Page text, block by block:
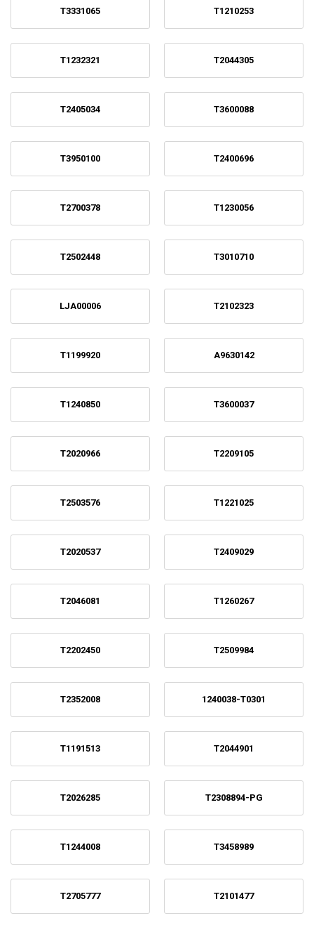
T3331065 T1210253
T1232321 T2044305
T2405034 T3600088
T3950100 T2400696
T2700378 T1230056
T2502448 T3010710
LJA00006 T2102323
T1199920 A9630142
T1240850 T3600037
T2020966 T2209105
T2503576 T1221025
T2020537 T2409029
T2046081 T1260267
T2202450 T2509984
T2352008 1240038-T0301
T1191513 T2044901
T2026285 T2308894-PG
T1244008 T3458989
T2705777 T2101477